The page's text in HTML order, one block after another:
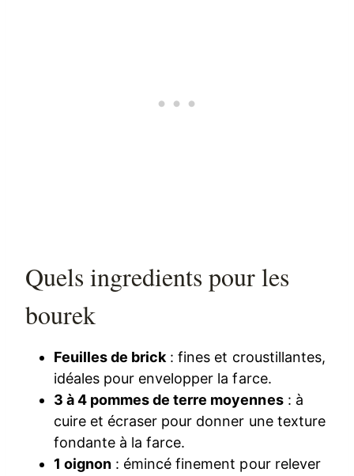
Quels ingredients pour les
bourek
Feuilles de brick: fines et croustillantes,
idéales pour envelopper la farce.
3 à 4 pommes de terre moyennes: à
cuire et écraser pour donner une texture
fondante à la farce.
1 oignon : émincé finement pour relever